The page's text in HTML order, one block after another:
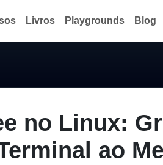
Livros Playgrounds Blog
no Linux:
ao